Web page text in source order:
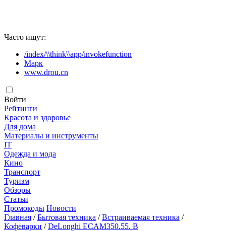
Часто ищут:
/index/\\think\\app/invokefunction
Марк
www.drou.cn
Войти
Рейтинги
Красота и здоровье
Для дома
Материалы и инструменты
IT
Одежда и мода
Кино
Транспорт
Туризм
Обзоры
Статьи
Промокоды Новости
Главная /Бытовая техника /Встраиваемая техника /
Кофеварки /DeLonghi ECAM350.55. B